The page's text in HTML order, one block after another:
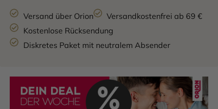
Versand über Orion
Versandkostenfrei ab 69 €
Kostenlose Rücksendung
Diskretes Paket mit neutralem Absender